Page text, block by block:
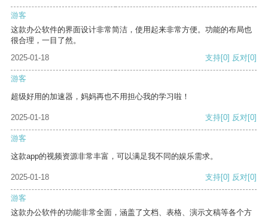
游客
这款办公软件的界面设计非常简洁，使用起来非常方便。功能的布局也
很合理，一目了然。
2025-01-18
支持[0] 反对[0]
游客
超级好用的加速器，妈妈再也不用担心我的学习啦！
2025-01-18 支持[0] 反对[0]
游客
这款app的视频资源非常丰富，可以满足我不同的娱乐需求。
2025-01-18 支持[0] 反对[0]
游客
这款办公软件的功能非常全面，涵盖了文档、表格、演示文稿等各个方